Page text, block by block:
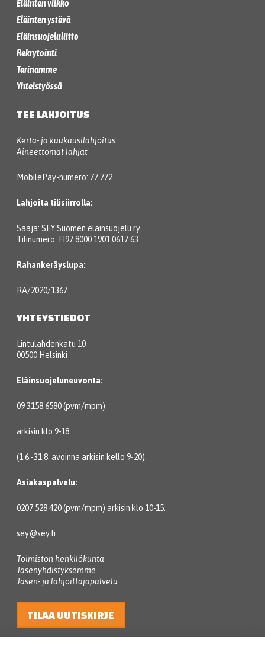
Eläinten viikko
Eläinten ystävä
Eläinsuojeluliitto
Rekrytointi
Tarinamme
Yhteistyössä
TEE LAHJOITUS
Kerta- ja kuukausilahjoitus
Aineettomat lahjat
MobilePay-numero: 77 772
Lahjoita tilisiirrolla:
Saaja: SEY Suomen eläinsuojelu ry
Tilinumero: FI97 8000 1901 0617 63
Rahankeräyslupa:
RA/2020/1367
YHTEYSTIEDOT
Lintulahdenkatu 10
00500 Helsinki
Eläinsuojeluneuvonta:
09 3158 6580 (pvm/mpm)
arkisin klo 9-18
(1.6.-31.8. avoinna arkisin kello 9-20).
Asiakaspalvelu:
0207 528 420 (pvm/mpm) arkisin klo 10-15.
sey@sey.fi
Toimiston henkilökunta
Jäsenyhdistyksemme
Jäsen- ja lahjoittajapalvelu
TILAA UUTISKIRJE